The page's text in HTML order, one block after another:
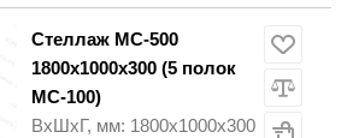
Стеллаж МС-500
1800х1000х300 (5 полок
МС-100)
ВхШхГ, мм: 1800х1000х300